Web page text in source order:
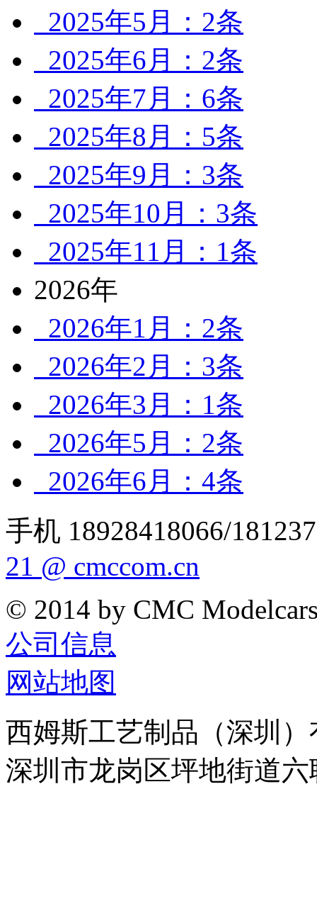
2025年5月：2条
2025年6月：2条
2025年7月：6条
2025年8月：5条
2025年9月：3条
2025年10月：3条
2025年11月：1条
2026年
2026年1月：2条
2026年2月：3条
2026年3月：1条
2026年5月：2条
2026年6月：4条
手机 18928418066/
21 @ cmccom.cn
© 2014 by CMC
公司信息
网站地图
西姆斯工艺制品（深圳
深圳市龙岗区坪地街道